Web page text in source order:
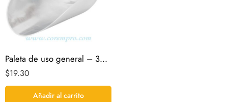
Paleta de uso general – 38 Onzas
$19.30
Añadir al carrito